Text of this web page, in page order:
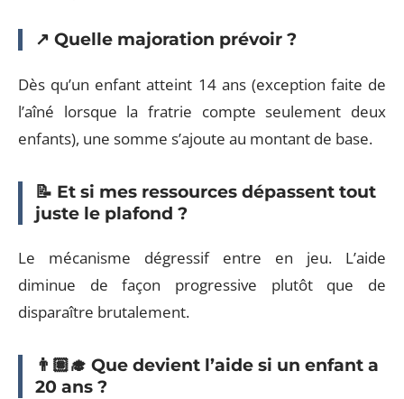
↗️ Quelle majoration prévoir ?
Dès qu’un enfant atteint 14 ans (exception faite de
l’aîné lorsque la fratrie compte seulement deux
enfants), une somme s’ajoute au montant de base.
📝 Et si mes ressources dépassent tout
juste le plafond ?
Le mécanisme dégressif entre en jeu. L’aide
diminue de façon progressive plutôt que de
disparaître brutalement.
👨🏽‍🎓 Que devient l’aide si un enfant a
20 ans ?